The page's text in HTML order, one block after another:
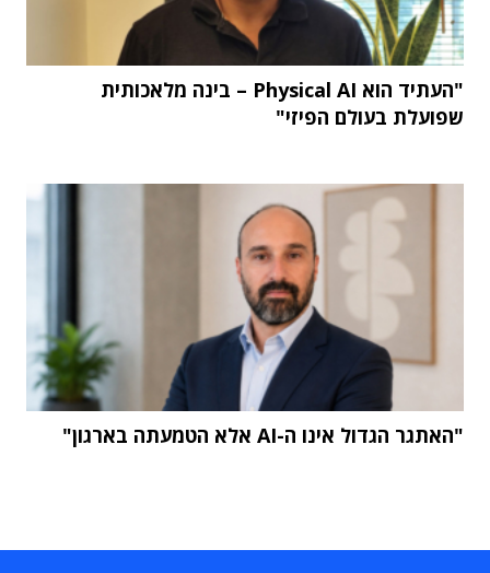
"העתיד הוא Physical AI – בינה מלאכותית
שפועלת בעולם הפיזי"
"האתגר הגדול אינו ה-AI אלא הטמעתה בארגון"